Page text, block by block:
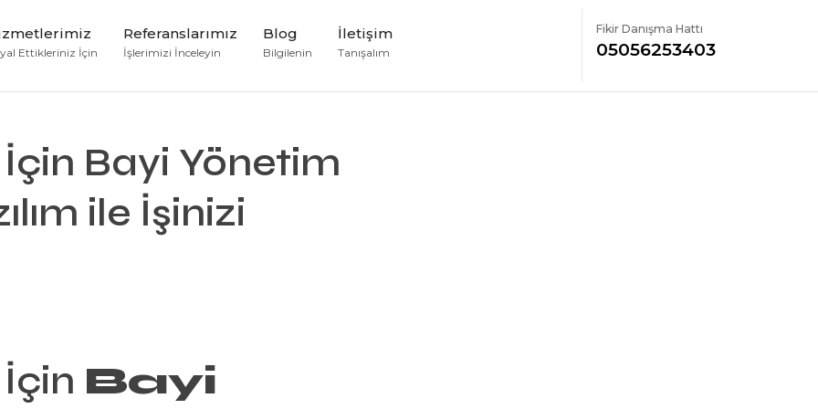
Ettikleriniz İçin
Referanslarımız
İşlerimizi İnceleyin
Blog
Bilgilenin
İletişim
Tanışalım
Fikir Danışma Hattı
05056253403
Bayi Yönetim
ile İşinizi
Bayi